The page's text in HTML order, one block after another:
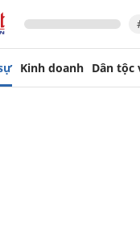
Kinh doanh Dân tộc